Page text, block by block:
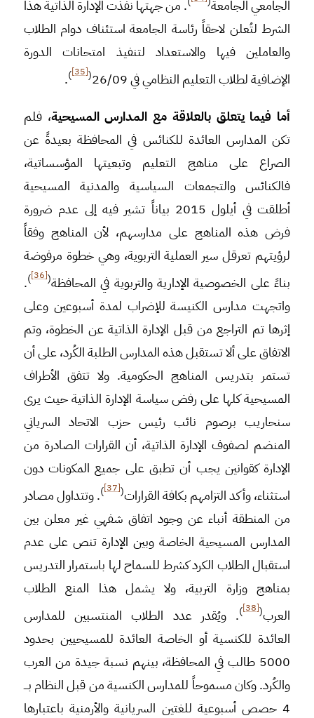
الجامعي الجامعة
. من جهتها نفذت الإدارة الذاتية هذا
الشرط لتُعلن لاحقاً رئاسة الجامعة استئناف دوام الطلاب
والعاملين فيها والاستعداد لتنفيذ امتحانات الدورة
الإضافية لطلاب التعليم النظامي في 26/09
(
[35]
)
.
أما فيما يتعلق بالعلاقة مع المدارس المسيحية، فلم
تكن المدارس العائدة للكنائس في المحافظة بعيدةً عن
الصراع على مناهج التعليم وتبعيتها المؤسساتية،
فالكنائس والتجمعات السياسية والمدنية المسيحية
أطلقت في أيلول 2015 بياناً تشير فيه إلى عدم ضرورة
فرض هذه المناهج على مدارسهم، لأن المناهج وفقاً
لرؤيتهم تعرقل سير العملية التربوية، وهي خطوة مرفوضة
بناءً على الخصوصية الإدارية والتربوية في المحافظة(
[36]
)
.
واتجهت مدارس الكنيسة للإضراب لمدة أسبوعين وعلى
إثرها تم التراجع من قبل الإدارة الذاتية عن الخطوة، وتم
الاتفاق على ألا تستقبل هذه المدارس الطلبة الكُرد، على أن
تستمر بتدريس المناهج الحكومية. ولا تتفق الأطراف
المسيحية كلها على رفض سياسة الإدارة الذاتية حيث يرى
سنحاريب برصوم نائب رئيس حزب الاتحاد السرياني
المنضم لصفوف الإدارة الذاتية، أن القرارات الصادرة من
الإدارة كقوانين يجب أن تطبق على جميع المكونات دون
استثناء، وأكد التزامهم بكافة القرارات(
[37]
). وتتداول مصادر
من المنطقة أنباء عن وجود اتفاق شفهي غير معلن بين
المدارس المسيحية الخاصة وبين الإدارة تنص على عدم
استقبال الطلاب الكرد كشرط للسماح لها باستمرار التدريس
بمناهج وزارة التربية، ولا يشمل هذا المنع الطلاب
العرب(
[38]
). ويُقدر عدد الطلاب المنتسبين للمدارس
العائدة للكنسية أو الخاصة العائدة للمسيحيين بحدود
5000 طالب في المحافظة، بينهم نسبة جيدة من العرب
والكُرد. وكان مسموحاً للمدارس الكنسية من قبل النظام بـــ
4 حصص أسبوعية للغتين السريانية والأرمنية باعتبارها